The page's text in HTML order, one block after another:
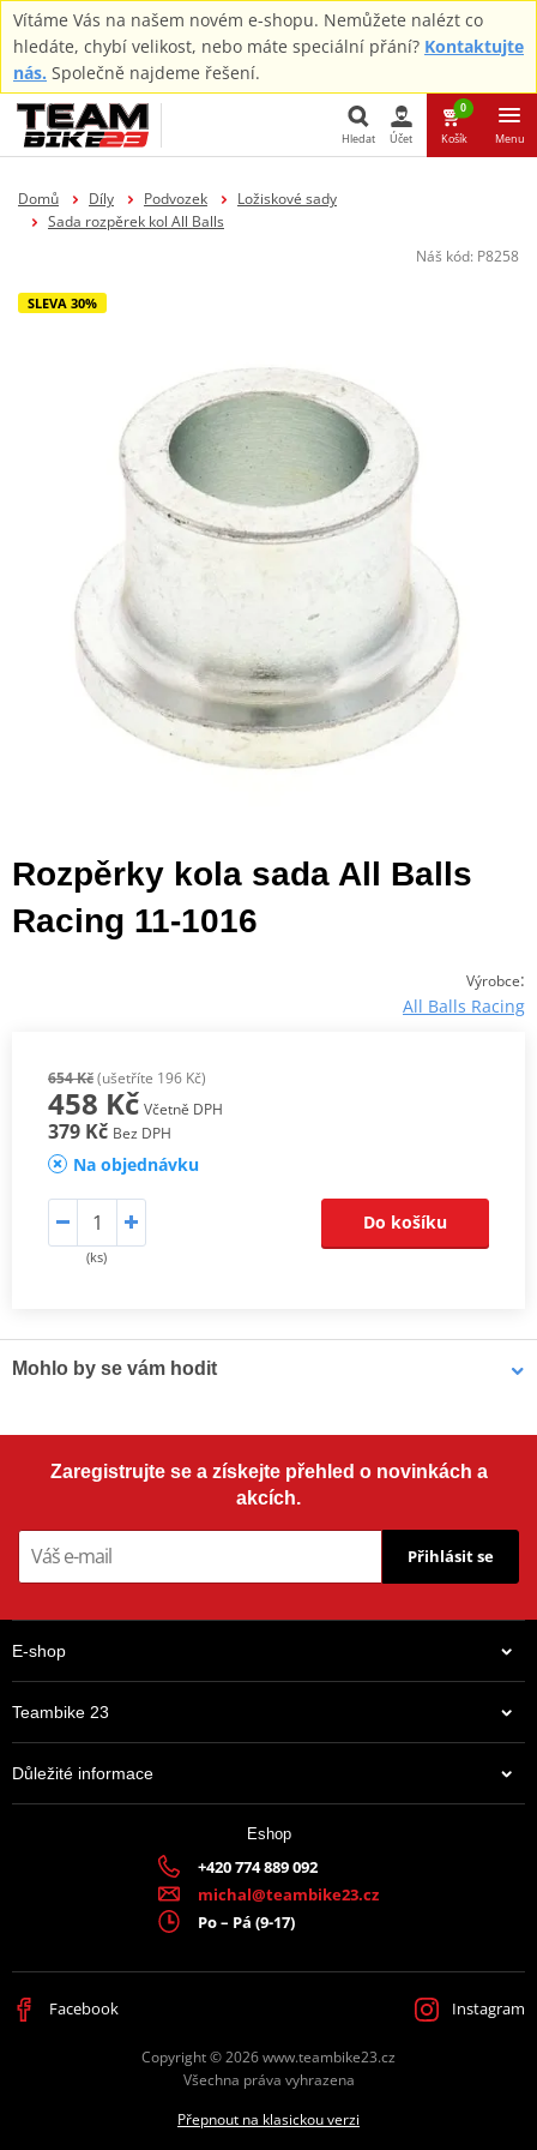
Vítáme Vás na našem novém e-shopu. Nemůžete nalézt co
hledáte, chybí velikost, nebo máte speciální přání? Kontaktujte
nás. Společně najdeme řešení.
Hledat Účet
0
Košík Menu
Domů Díly Podvozek
Ložiskové sady
Sada rozpěrek kol All Balls
Náš kód: P8258
SLEVA 30%
Rozpěrky kola sada All Balls
Racing 11-1016
Výrobce:
All Balls Racing
654 Kč(ušetříte 196 Kč)
458 Kč Včetně DPH
379 Kč Bez DPH
Na objednávku
(ks)
Do košíku
Mohlo by se vám hodit
(454 g)
Na centrálním skladu v ČR
Zaregistrujte se a získejte přehled o novinkách a
akcích.
Přihlásit se
E-shop
Teambike 23
Důležité informace
Eshop
+420 774 889 092
michal@teambike23.cz
Po – Pá (9-17)
Facebook Instagram
Copyright © 2026 www.teambike23.cz
Všechna práva vyhrazena
Přepnout na klasickou verzi